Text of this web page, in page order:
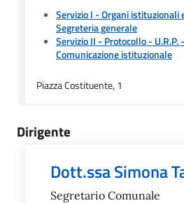
Servizio I - Organi istituzionali
Segreteria generale
Servizio II - Protocollo - U.R.P.
Comunicazione istituzionale
Piazza Costituente, 1
Dirigente
Dott.ssa Simona
Segretario Comunale